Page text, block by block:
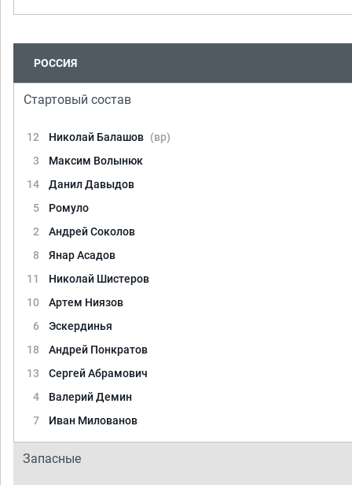
РОССИЯ
Стартовый состав
12 Николай Балашов (вр)
3
Максим Волынюк
14
Данил Давыдов
5
Ромуло
2
Андрей Соколов
8
Янар Асадов
11
Николай Шистеров
10
Артем Ниязов
6
Эскердинья
18
Андрей Понкратов
13
Сергей Абрамович
4
Валерий Демин
7
Иван Милованов
Запасные